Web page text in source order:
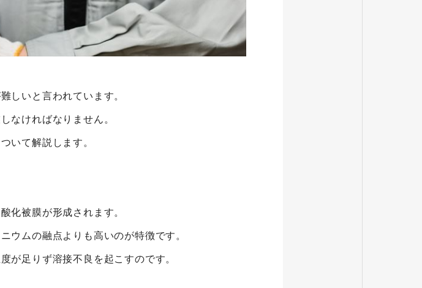
しいと言われています。
なければなりません。
いて解説します。
化被膜が形成されます。
ウムの融点よりも高いのが特徴です。
が足りず溶接不良を起こすのです。